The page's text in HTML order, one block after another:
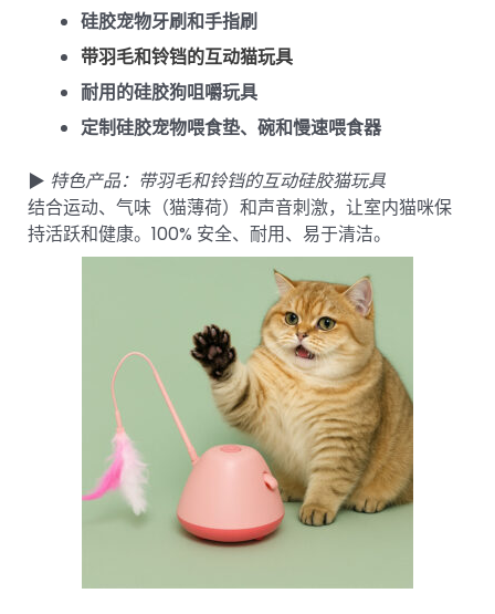
硅胶宠物牙刷和手指刷
带羽毛和铃铛的互动猫玩具
耐用的硅胶狗咀嚼玩具
定制硅胶宠物喂食垫、碗和慢速喂食器
▶ 特色产品：带羽毛和铃铛的互动硅胶猫玩具
结合运动、气味（猫薄荷）和声音刺激，让室内猫咪保
持活跃和健康。100% 安全、耐用、易于清洁。